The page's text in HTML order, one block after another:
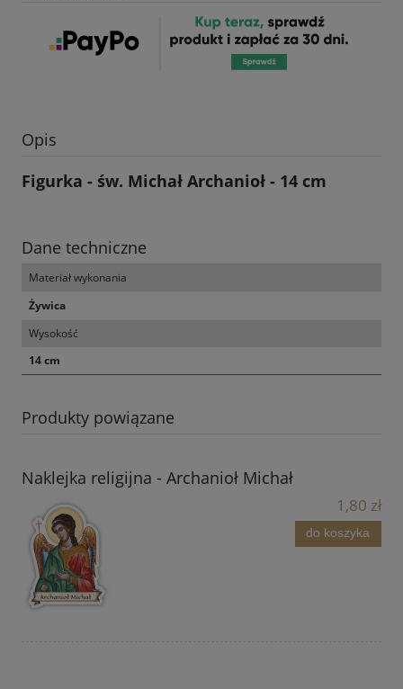
Opis
Figurka - św. Michał Archanioł - 14 cm
Dane techniczne
Materiał wykonania
Żywica
Wysokość
14 cm
Produkty powiązane
Naklejka religijna - Archanioł Michał
1,80 zł
do koszyka